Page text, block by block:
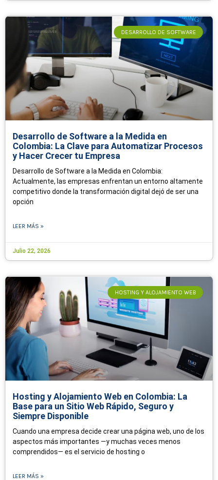
DESARROLLO DE SOFTWARE
Desarrollo de Software a la Medida en
Colombia: La Clave para Automatizar Procesos
y Hacer Crecer tu Empresa
Desarrollo de Software a la Medida en Colombia:
Actualmente, las empresas enfrentan un entorno altamente
competitivo donde la transformación digital dejó de ser una
opción
LEER MÁS »
Julio 22, 2026
HOSTING Y ALOJAMIENTO WEB
Hosting y Alojamiento Web en Colombia: La
Base para un Sitio Web Rápido, Seguro y
Siempre Disponible
Cuando una empresa decide crear una página web, uno de los
aspectos más importantes —y muchas veces menos
comprendidos— es el servicio de hosting o
LEER MÁS »